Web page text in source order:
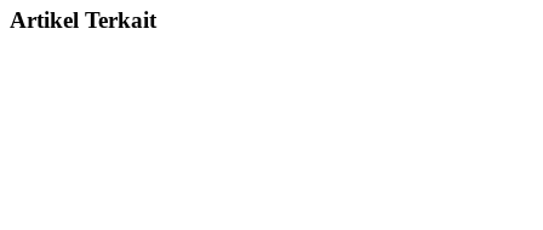
Artikel Terkait